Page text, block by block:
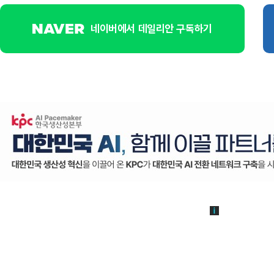
네이버에서 데일리안 구독하기